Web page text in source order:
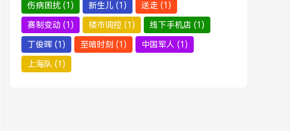
伤病困扰 (1) 新生儿 (1) 送走 (1)
赛制变动 (1) 楼市调控 (1) 线下手机店 (1)
丁俊晖 (1) 至暗时刻 (1) 中国军人 (1)
上海队 (1)